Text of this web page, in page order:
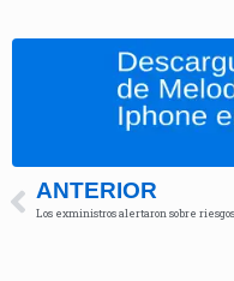
ANTERIOR